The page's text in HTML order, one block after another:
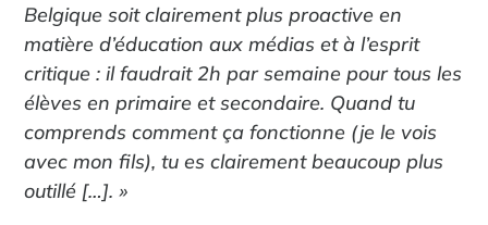
Belgique soit clairement plus proactive en
matière d’éducation aux médias et à l’esprit
critique : il faudrait 2h par semaine pour tous les
élèves en primaire et secondaire. Quand tu
comprends comment ça fonctionne (je le vois
avec mon fils), tu es clairement beaucoup plus
outillé […]. »